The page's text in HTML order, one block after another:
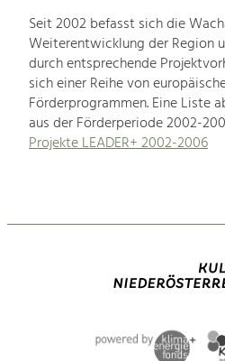
Seit 2002 befasst sich die
Weiterentwicklung der Region
durch entsprechende
sich einer Reihe von
Förderprogrammen. Eine Liste
aus der Förderperiode 2002-
Projekte LEADER+ 2002-2006